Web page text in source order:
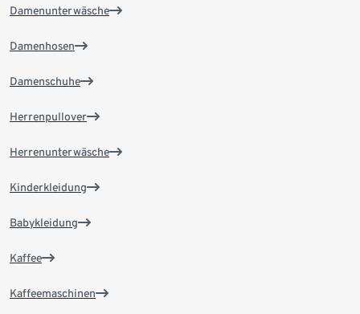
Damenunterwäsche
Damenhosen
Damenschuhe
Herrenpullover
Herrenunterwäsche
Kinderkleidung
Babykleidung
Kaffee
Kaffeemaschinen